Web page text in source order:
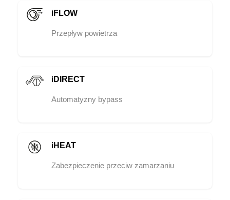
iFLOW
Przepływ powietrza
iDIRECT
Automatyzny bypass
iHEAT
Zabezpieczenie przeciw zamarzaniu